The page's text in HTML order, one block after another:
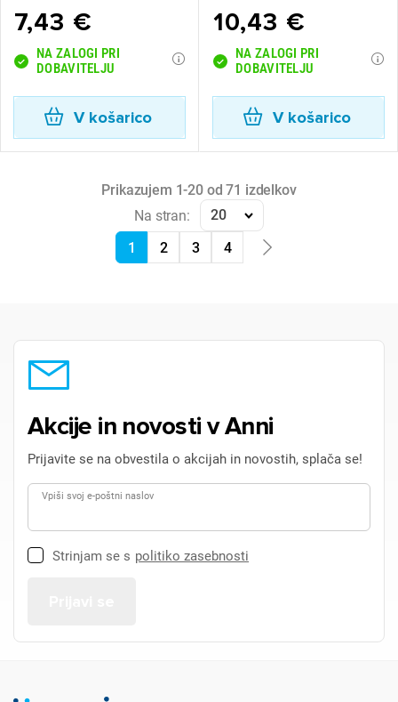
7,43 €
NA ZALOGI PRI
DOBAVITELJU
V košarico
10,43 €
NA ZALOGI PRI
DOBAVITELJU
V košarico
Prikazujem 1-20 od 71 izdelkov
Na stran:
20
1
2 3 4
Akcije in novosti v Anni
Prijavite se na obvestila o akcijah in novostih, splača se!
Vpiši svoj e-poštni naslov
Strinjam se s politiko zasebnosti